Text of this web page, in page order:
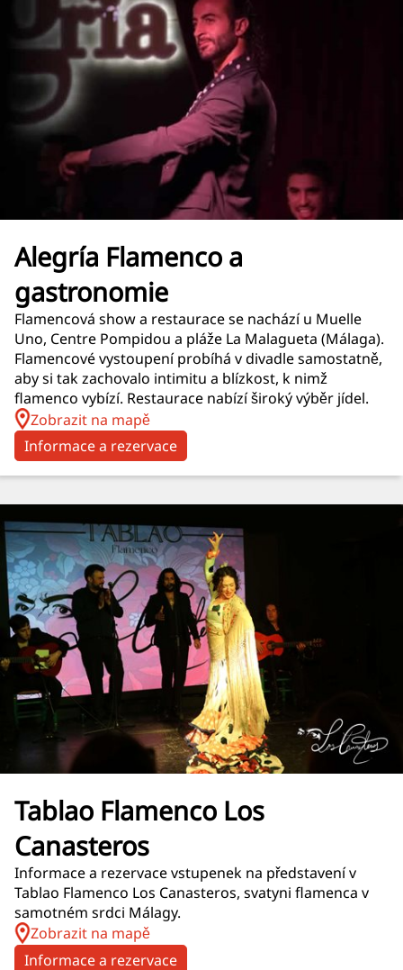
Alegría Flamenco a
gastronomie
Flamencová show a restaurace se nachází u Muelle
Uno, Centre Pompidou a pláže La Malagueta (Málaga).
Flamencové vystoupení probíhá v divadle samostatně,
aby si tak zachovalo intimitu a blízkost, k nimž
flamenco vybízí. Restaurace nabízí široký výběr jídel.
Zobrazit na mapě
Informace a rezervace
Tablao Flamenco Los
Canasteros
Informace a rezervace vstupenek na představení v
Tablao Flamenco Los Canasteros, svatyni flamenca v
samotném srdci Málagy.
Zobrazit na mapě
Informace a rezervace